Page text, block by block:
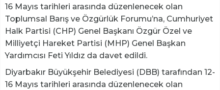
16 Mayıs tarihleri arasında düzenlenecek olan
Toplumsal Barış ve Özgürlük Forumu’na, Cumhuriyet
Halk Partisi (CHP) Genel Başkanı Özgür Özel ve
Milliyetçi Hareket Partisi (MHP) Genel Başkan
Yardımcısı Feti Yıldız da davet edildi.
Diyarbakır Büyükşehir Belediyesi (DBB) tarafından 12-
16 Mayıs tarihleri arasında düzenlenecek olan